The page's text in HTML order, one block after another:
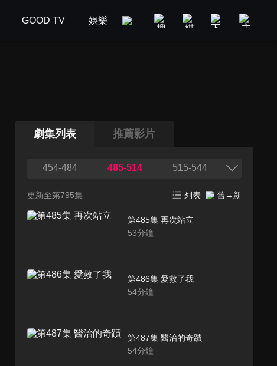
GOOD TV 娛樂 美食旅遊 新聞政論
劇集列表 推薦影片
454-484 485-514 515-544
更新至第795集 列表 舊→新
第485集 再次站立
53分鐘
第486集 愛救了我
54分鐘
第487集 醫治的奇蹟
54分鐘